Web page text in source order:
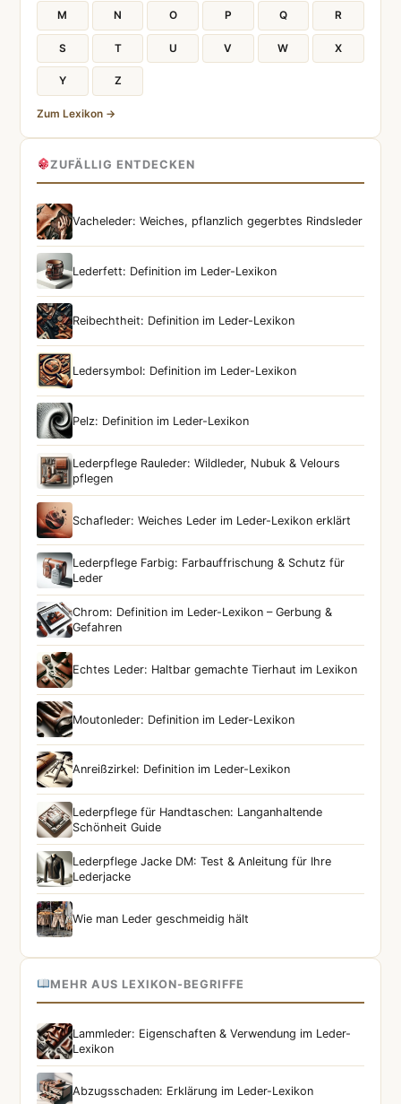
M N O P Q R
S T U V W X
Y Z
Zum Lexikon →
ZUFÄLLIG ENTDECKEN
Vacheleder: Weiches, pflanzlich gegerbtes Rindsleder
Lederfett: Definition im Leder-Lexikon
Reibechtheit: Definition im Leder-Lexikon
Ledersymbol: Definition im Leder-Lexikon
Pelz: Definition im Leder-Lexikon
Lederpflege Rauleder: Wildleder, Nubuk & Velours
pflegen
Schafleder: Weiches Leder im Leder-Lexikon erklärt
Lederpflege Farbig: Farbauffrischung & Schutz für
Leder
Chrom: Definition im Leder-Lexikon – Gerbung &
Gefahren
Echtes Leder: Haltbar gemachte Tierhaut im Lexikon
Moutonleder: Definition im Leder-Lexikon
Anreißzirkel: Definition im Leder-Lexikon
Lederpflege für Handtaschen: Langanhaltende
Schönheit Guide
Lederpflege Jacke DM: Test & Anleitung für Ihre
Lederjacke
Wie man Leder geschmeidig hält
MEHR AUS LEXIKON-BEGRIFFE
Lammleder: Eigenschaften & Verwendung im Leder-
Lexikon
Abzugsschaden: Erklärung im Leder-Lexikon